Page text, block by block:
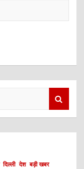
दिल्ली देश बड़ी खबर